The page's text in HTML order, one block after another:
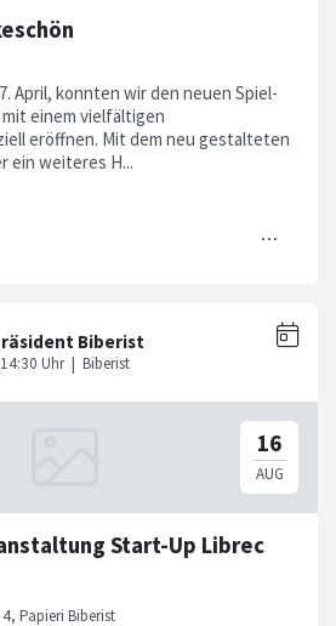
April, konnten wir den neuen Spiel-
einem vielfältigen
eröffnen. Mit dem neu gestalteten
ein weiteres H...
Start-Up Librec
Papieri Biberist